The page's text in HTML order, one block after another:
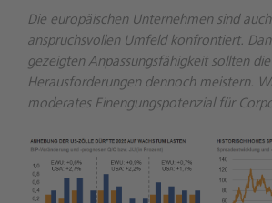
Die europäischen Unternehmen sind
anspruchsvollen Umfeld konfrontiert.
gezeigten Anpassungsfähigkeit sollten
Herausforderungen dennoch meistern.
moderates Einengungspotenzial für